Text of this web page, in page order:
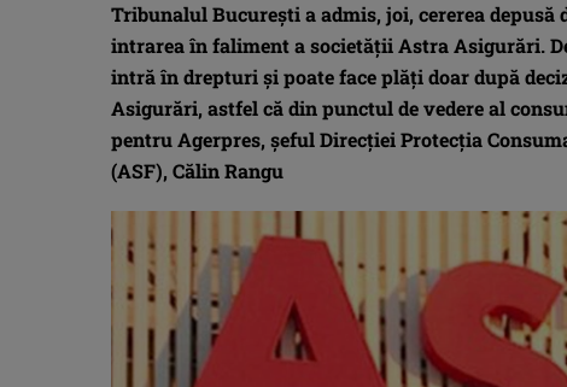
Tribunalul Bucureşti a admis, joi, cererea
intrarea în faliment a societăţii Astra Asigurări.
intră în drepturi şi poate face plăţi doar după
Asigurări, astfel că din punctul de vedere al
pentru Agerpres, şeful Direcţiei Protecţia
(ASF), Călin Rangu